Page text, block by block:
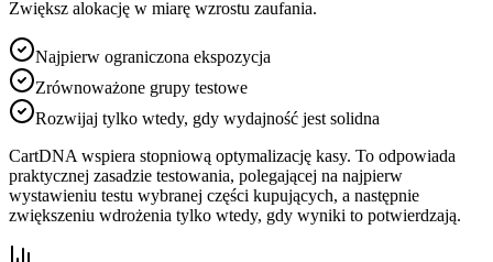
Zwiększ alokację w miarę wzrostu zaufania.
Najpierw ograniczona ekspozycja
Zrównoważone grupy testowe
Rozwijaj tylko wtedy, gdy wydajność jest solidna
CartDNA wspiera stopniową optymalizację kasy. To odpowiada
praktycznej zasadzie testowania, polegającej na najpierw
wystawieniu testu wybranej części kupujących, a następnie
zwiększeniu wdrożenia tylko wtedy, gdy wyniki to potwierdzają.